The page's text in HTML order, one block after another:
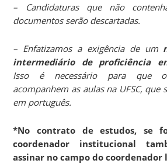
– Candidaturas que não
documentos serão descartadas.
– Enfatizamos a exigência de um
intermediário de proficiência
Isso é necessário para que
acompanhem as aulas na UFSC, que
em português.
*No contrato de estudos, se
coordenador institucional
assinar no campo do coordenador